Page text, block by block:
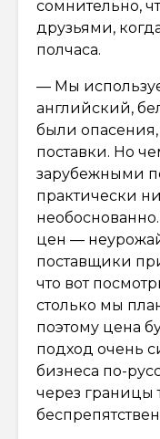
сомнительно,
друзьями,
полчаса.
— Мы
английский,
были
поставки. Но
зарубежными
практически
цен —
поставщики
что вот
столько мы
поэтому цена
подход очень
бизнеса по-
через границы